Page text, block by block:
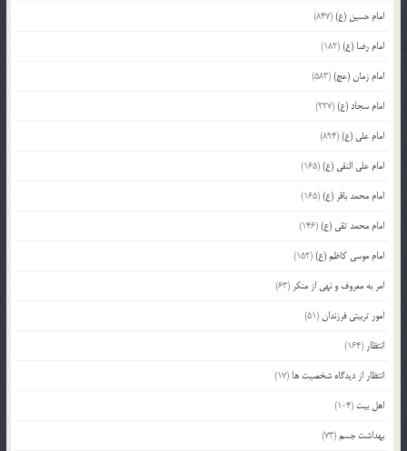
امام حسین (ع)(847)
امام رضا (ع)(182)
امام زمان (عج)(583)
امام سجاد (ع)(227)
امام علی (ع)(894)
امام علی النقی (ع)(165)
امام محمد باقر (ع)(165)
امام محمد تقی (ع)(146)
امام موسی کاظم (ع)(152)
امر به معروف و نهی از منکر (63)
امور تربیتی فرزندان(51)
انتظار (164)
انتظار از دیدگاه شخصیت ها (17)
اهل بیت (104)
بهداشت جسم(73)